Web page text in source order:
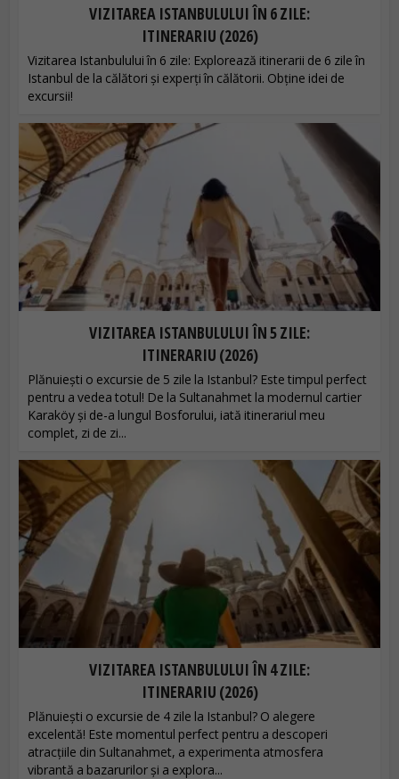
VIZITAREA ISTANBULULUI ÎN 6 ZILE:
ITINERARIU (2026)
Vizitarea Istanbulului în 6 zile: Explorează itinerarii de 6 zile în
Istanbul de la călători și experți în călătorii. Obține idei de
excursii!
VIZITAREA ISTANBULULUI ÎN 5 ZILE:
ITINERARIU (2026)
Plănuiești o excursie de 5 zile la Istanbul? Este timpul perfect
pentru a vedea totul! De la Sultanahmet la modernul cartier
Karaköy și de-a lungul Bosforului, iată itinerariul meu
complet, zi de zi...
VIZITAREA ISTANBULULUI ÎN 4 ZILE:
ITINERARIU (2026)
Plănuiești o excursie de 4 zile la Istanbul? O alegere
excelentă! Este momentul perfect pentru a descoperi
atracțiile din Sultanahmet, a experimenta atmosfera
vibrantă a bazarurilor și a explora...